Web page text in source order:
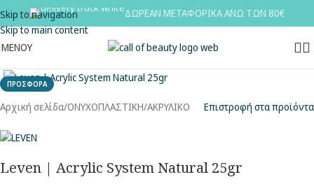
Skip to navigation
Skip to main content
ΔΩΡΕΑΝ ΜΕΤΑΦΟΡΙΚΑ ΑΝΩ ΤΩΝ 80€
ΜΕΝΟΥ
ΠΡΟΣΦΟΡΑ
Αρχική σελίδα/ΟΝΥΧΟΠΛΑΣΤΙΚΗ/ΑΚΡΥΛΙΚΟ Επιστροφή στα προϊόντα
Leven | Acrylic System Natural 25gr